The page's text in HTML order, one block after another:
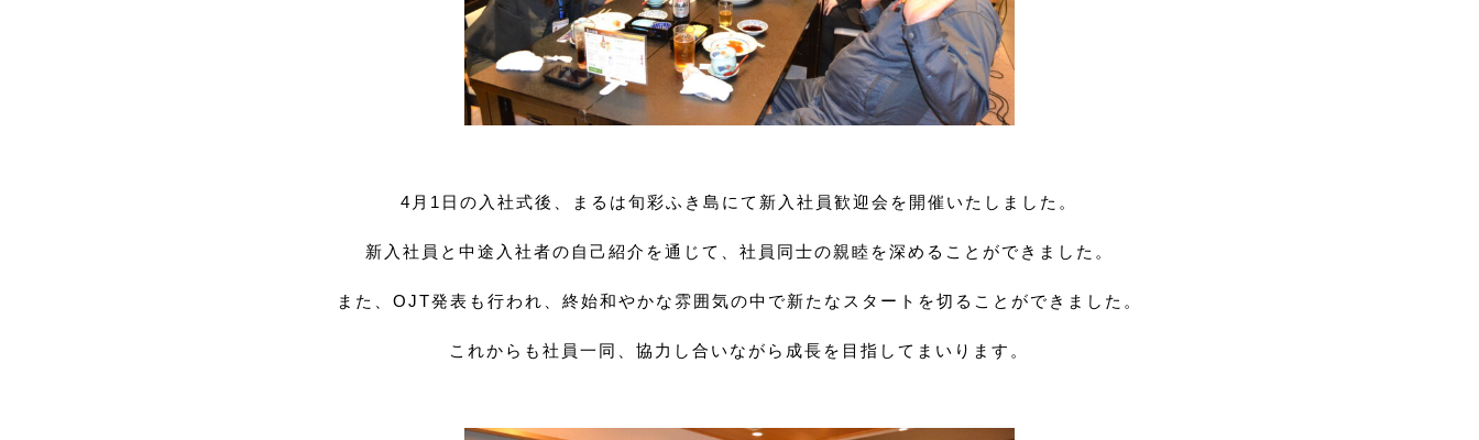
4月1日の入社式後、まるは旬彩ふき島にて新入社員歓迎会を開催いたしました。
新入社員と中途入社者の自己紹介を通じて、社員同士の親睦を深めることができました。
また、OJT発表も行われ、終始和やかな雰囲気の中で新たなスタートを切ることができました。
これからも社員一同、協力し合いながら成長を目指してまいります。